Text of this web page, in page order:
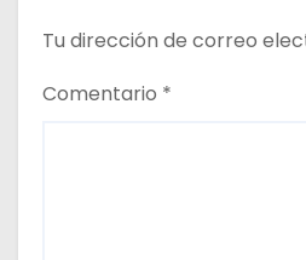
a
d
Tu dirección de correo
Comentario *